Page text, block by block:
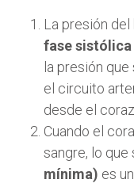
La presión
fase
la presión
el circuito
desde el
Cuando el
sangre, lo que
mínima) es